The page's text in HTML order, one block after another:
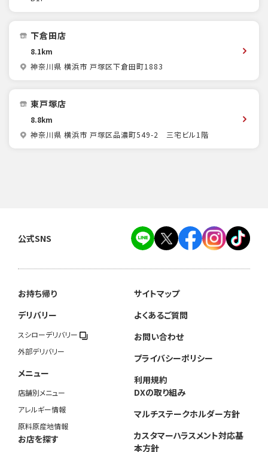
下倉田店
8.1km
神奈川県 横浜市 戸塚区下倉田町1883
東戸塚店
8.8km
神奈川県 横浜市 戸塚区品濃町549-2 三宅ビル1階
公式SNS
お持ち帰り
デリバリー
スシローデリバリー
外部デリバリー
メニュー
店舗別メニュー
アレルギー情報
原料原産地情報
お店を探す
サイトマップ
よくあるご質問
お問い合わせ
プライバシーポリシー
利用規約
DXの取り組み
マルチステークホルダー方針
カスタマーハラスメント対応基
本方針